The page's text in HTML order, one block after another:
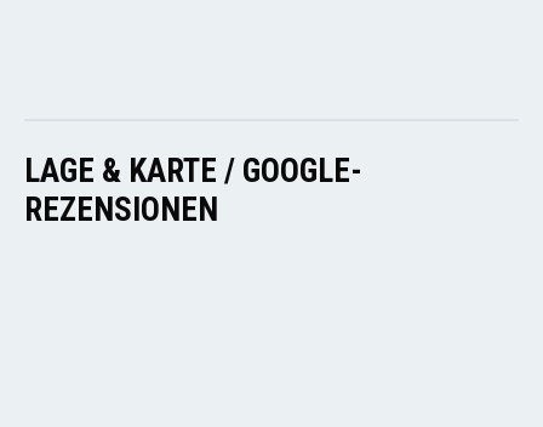
LAGE & KARTE / GOOGLE-
REZENSIONEN